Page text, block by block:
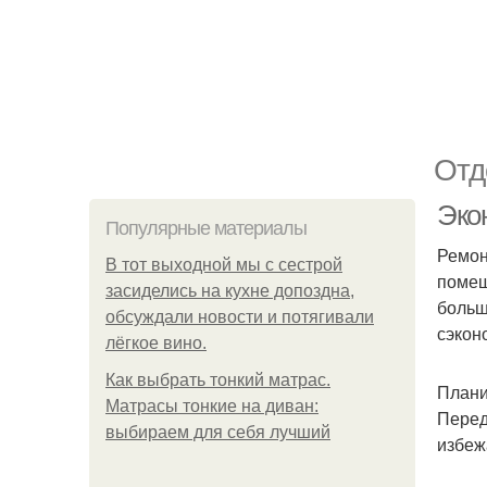
Популярные материалы
В тот выходной мы с сестрой
засиделись на кухне допоздна,
обсуждали новости и потягивали
лёгкое вино.
Как выбрать тонкий матрас.
Матрасы тонкие на диван:
выбираем для себя лучший